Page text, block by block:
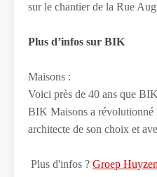
sur le chantier de la Rue
Plus d’infos sur BIK
Maisons :
Voici près de 40 ans que
BIK Maisons a révolutionné
architecte de son choix et
Plus d'infos ? Groep